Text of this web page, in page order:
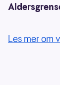
Les mer om